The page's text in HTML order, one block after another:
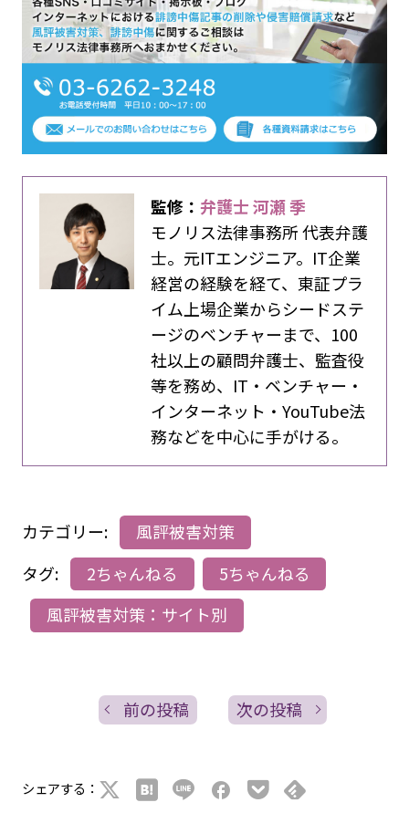
監修：弁護士 河瀬 季
モノリス法律事務所 代表弁護
士。元ITエンジニア。IT企業
経営の経験を経て、東証プラ
イム上場企業からシードステ
ージのベンチャーまで、100
社以上の顧問弁護士、監査役
等を務め、IT・ベンチャー・
インターネット・YouTube法
務などを中心に手がける。
カテゴリー:
風評被害対策
タグ:
2ちゃんねる
5ちゃんねる
風評被害対策：サイト別
前の投稿 次の投稿
シェアする：